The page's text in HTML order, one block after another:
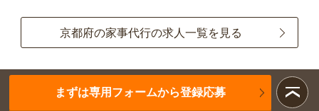
京都府の家事代行の求人一覧を見る
まずは専用フォームから登録応募